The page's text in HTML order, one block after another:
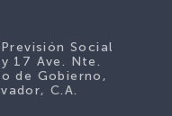
Social
17 Ave. Nte.
de Gobierno,
C.A.